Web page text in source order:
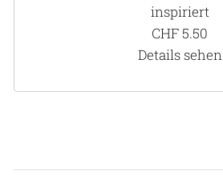
inspiriert
CHF5.50
Details sehen